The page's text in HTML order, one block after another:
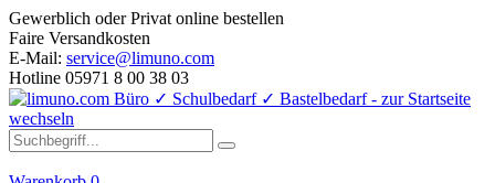
Gewerblich oder Privat online bestellen
Faire Versandkosten
E-Mail: service@limuno.com
Hotline 05971 8 00 38 03